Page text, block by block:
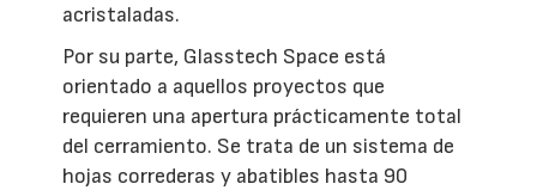
acristaladas.
Por su parte, Glasstech Space está
orientado a aquellos proyectos que
requieren una apertura prácticamente total
del cerramiento. Se trata de un sistema de
hojas correderas y abatibles hasta 90